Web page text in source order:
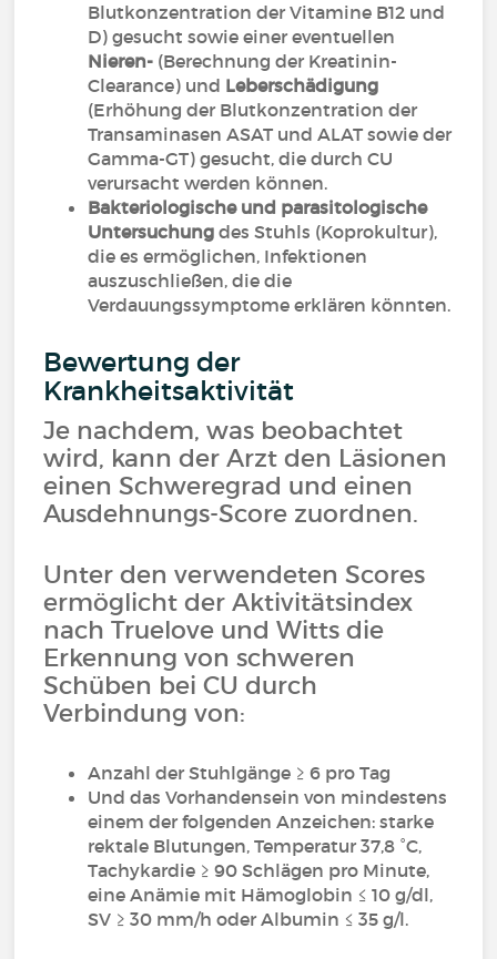
Blutkonzentration der Vitamine B12 und
D) gesucht sowie einer eventuellen
Nieren- (Berechnung der Kreatinin-
Clearance) und Leberschädigung
(Erhöhung der Blutkonzentration der
Transaminasen ASAT und ALAT sowie der
Gamma-GT) gesucht, die durch CU
verursacht werden können.
Bakteriologische und parasitologische
Untersuchung des Stuhls (Koprokultur),
die es ermöglichen, Infektionen
auszuschließen, die die
Verdauungssymptome erklären könnten.
Bewertung der
Krankheitsaktivität
Je nachdem, was beobachtet
wird, kann der Arzt den Läsionen
einen Schweregrad und einen
Ausdehnungs-Score zuordnen.
Unter den verwendeten Scores
ermöglicht der Aktivitätsindex
nach Truelove und Witts die
Erkennung von schweren
Schüben bei CU durch
Verbindung von:
Anzahl der Stuhlgänge ≥ 6 pro Tag
Und das Vorhandensein von mindestens
einem der folgenden Anzeichen: starke
rektale Blutungen, Temperatur 37,8 °C,
Tachykardie ≥ 90 Schlägen pro Minute,
eine Anämie mit Hämoglobin ≤ 10 g/dl,
SV ≥ 30 mm/h oder Albumin ≤ 35 g/l.